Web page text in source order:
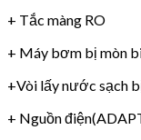
+ Tắc màng RO
+ Máy bơm bị mòn
+Vòi lấy nước sạch
+ Nguồn